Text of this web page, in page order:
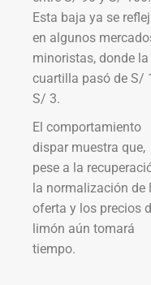
Esta baja ya se
en algunos
minoristas, donde la
cuartilla pasó de S/
S/ 3.
El comportamiento
dispar muestra que,
pese a la
la normalización de
oferta y los precios
limón aún tomará
tiempo.